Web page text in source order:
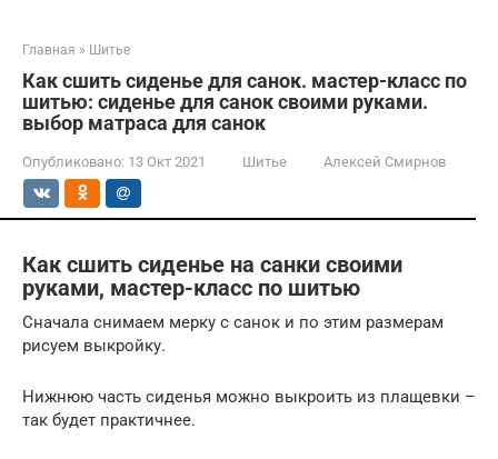
Главная » Шитье
Как сшить сиденье для санок. мастер-класс по
шитью: сиденье для санок своими руками.
выбор матраса для санок
Опубликовано: 13 Окт 2021 Шитье Алексей Смирнов
Как сшить сиденье на санки своими
руками, мастер-класс по шитью
Сначала снимаем мерку с санок и по этим размерам
рисуем выкройку.
Нижнюю часть сиденья можно выкроить из плащевки –
так будет практичнее.